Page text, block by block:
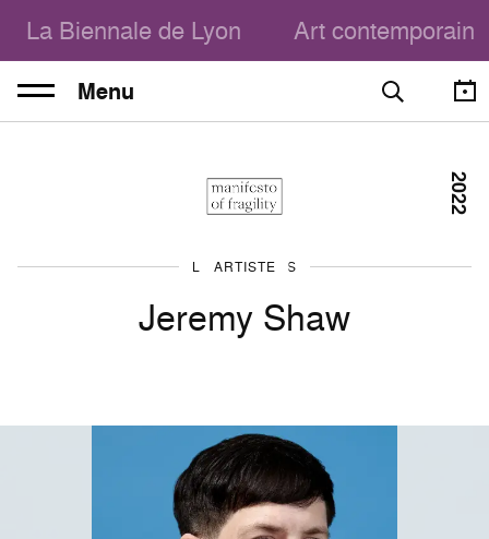
La Biennale de Lyon Art contemporain
Menu
LES ARTISTES
ARTISTE
Jeremy Shaw
2022